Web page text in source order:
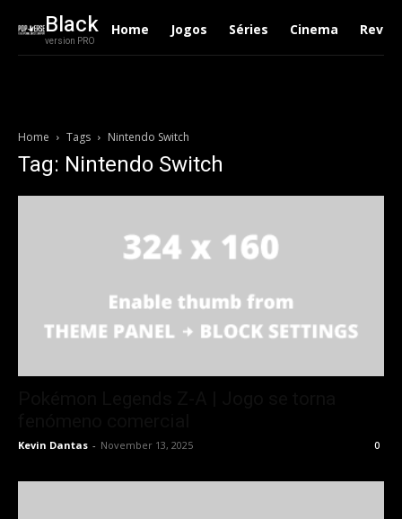
Black
version PRO
Home Jogos Séries Cinema
Home Tags Nintendo Switch
Tag: Nintendo Switch
Kevin Dantas - November 13, 2025 0